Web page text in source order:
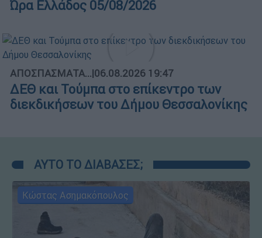
Ώρα Ελλάδος 05/08/2026
ΑΠΟΣΠΑΣΜΑΤΑ...|06.08.2026 19:47
ΔΕΘ και Τούμπα στο επίκεντρο των
διεκδικήσεων του Δήμου Θεσσαλονίκης
ΑΥΤΟ ΤΟ ΔΙΑΒΑΣΕΣ;
Κώστας Ασημακόπουλος